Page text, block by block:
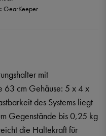
GearKeeper
mit
63 cm Gehäuse: 5 x 4 x
des Systems liegt
Gegenstände bis 0,25 kg
die Haltekraft für